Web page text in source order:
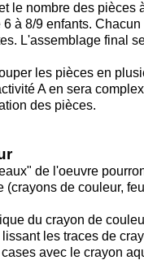
le nombre des pièces
à 8/9 enfants.
L'assemblage final
les pièces en
A en sera
des pièces.
de l'oeuvre
(crayons de couleur,
du crayon de
les traces de
cases avec le crayon